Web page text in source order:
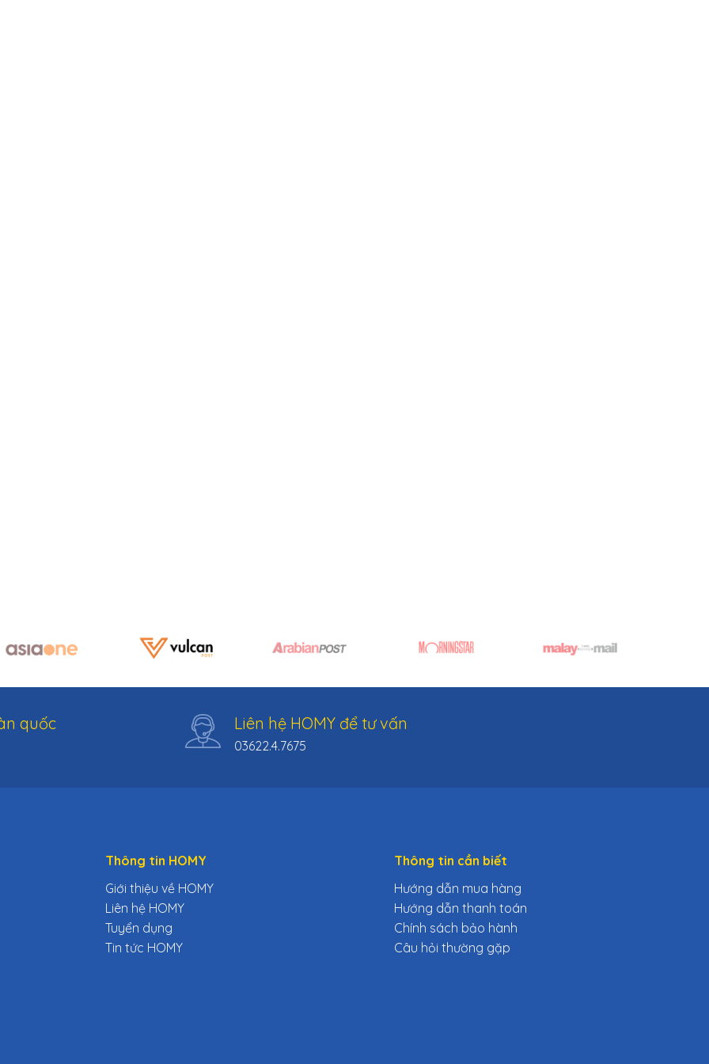
quốc Liên hệ HOMY để tư vấn
03622.4.7675
Thông tin HOMY
Giới thiệu về HOMY
Liên hệ HOMY
Tuyển dụng
Tin tức HOMY
Thông tin cần biết
Hướng dẫn mua hàng
Hướng dẫn thanh toán
Chính sách bảo hành
Câu hỏi thường gặp